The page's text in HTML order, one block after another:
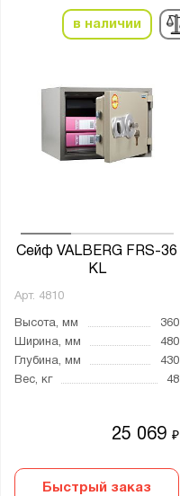
в наличии
Сейф VALBERG FRS-36
KL
Арт. 4810
Высота, мм
360
Ширина, мм
480
Глубина, мм
430
Вес, кг
48
25 069₽
Быстрый заказ